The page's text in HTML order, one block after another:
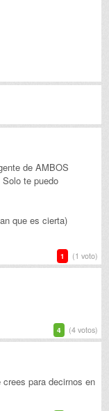
de AMBOS
Solo te puedo
que es cierta)
1 (1 voto)
4 (4 votos)
para decirnos en